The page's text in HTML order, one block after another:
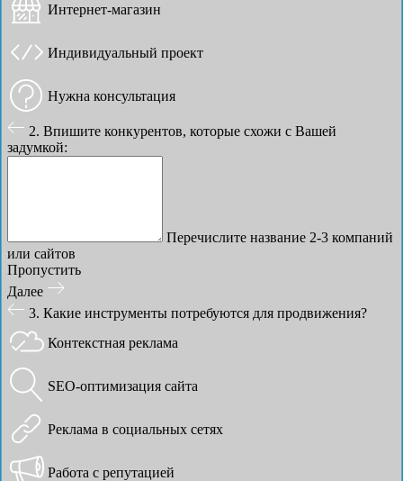
Интернет-магазин
Индивидуальный проект
Нужна консультация
2. Впишите конкурентов, которые схожи с Вашей
задумкой:
Перечислите название 2-3 компаний
или сайтов
Пропустить
Далее
3. Какие инструменты потребуются для продвижения?
Контекстная реклама
SEO-оптимизация сайта
Реклама в социальных сетях
Работа с репутацией